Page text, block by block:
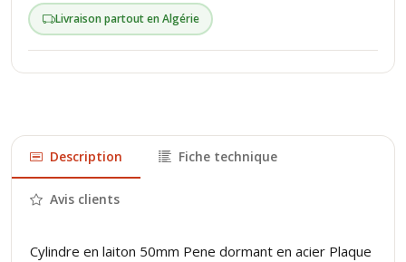
Livraison partout en Algérie
Description Fiche technique
Avis clients
Cylindre en laiton 50mm Pene dormant en acier Plaque